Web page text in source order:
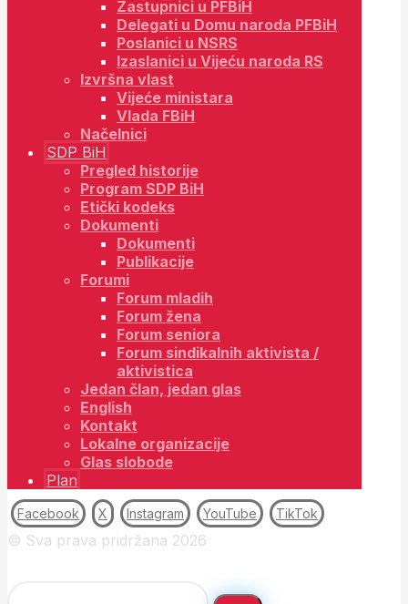
Zastupnici u PFBiH
Delegati u Domu naroda PFBiH
Poslanici u NSRS
Izaslanici u Vijeću naroda RS
Izvršna vlast
Vijeće ministara
Vlada FBiH
Načelnici
SDP BiH
Pregled historije
Program SDP BiH
Etički kodeks
Dokumenti
Dokumenti
Publikacije
Forumi
Forum mladih
Forum žena
Forum seniora
Forum sindikalnih aktivista /
aktivistica
Jedan član, jedan glas
English
Kontakt
Lokalne organizacije
Glas slobode
Plan
Facebook X Instagram YouTube TikTok
© Sva prava pridržana 2026